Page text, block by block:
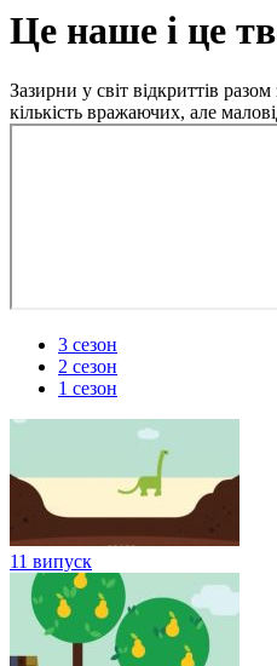
Це наше і це
Зазирни у світ відкриттів
кількість вражаючих, але
3 сезон
2 сезон
1 сезон
11 випуск